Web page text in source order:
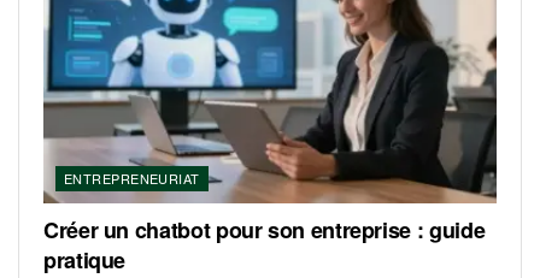
ENTREPRENEURIAT
Créer un chatbot pour son entreprise : guide
pratique